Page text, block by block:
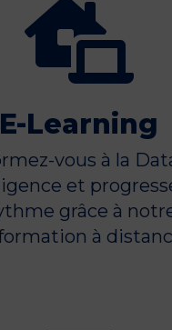

E-Learning
vous à la
et
grâce à
à